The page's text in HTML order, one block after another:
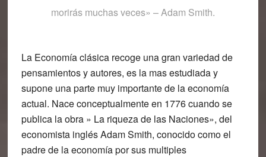
morirás muchas veces» – Adam Smith.
La Economía clásica recoge una gran variedad de
pensamientos y autores, es la mas estudiada y
supone una parte muy importante de la economía
actual. Nace conceptualmente en 1776 cuando se
publica la obra » La riqueza de las Naciones», del
economista inglés Adam Smith, conocido como el
padre de la economía por sus multiples